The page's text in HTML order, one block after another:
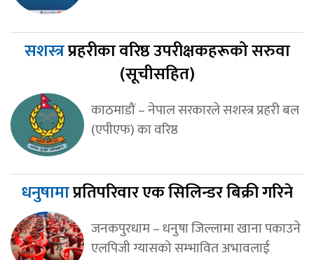
सशस्त्रप्रहरीका वरिष्ठ उपरीक्षकहरूको सरुवा
(सूचीसहित)
काठमाडौं – नेपाल सरकारले सशस्त्र प्रहरी बल
(एपीएफ) का वरिष्ठ
धनुषामाप्रतिपरिवार एक सिलिन्डर बिक्री गरिने
जनकपुरधाम – धनुषा जिल्लामा खाना पकाउने
एलपिजी ग्यासको सम्भावित अभावलाई